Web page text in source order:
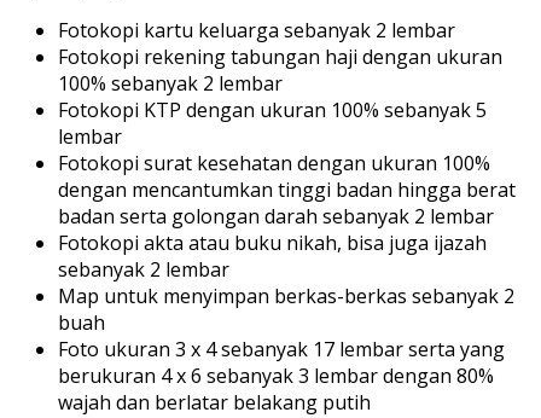
Fotokopi kartu keluarga sebanyak 2 lembar
Fotokopi rekening tabungan haji dengan ukuran
100% sebanyak 2 lembar
Fotokopi KTP dengan ukuran 100% sebanyak 5
lembar
Fotokopi surat kesehatan dengan ukuran 100%
dengan mencantumkan tinggi badan hingga berat
badan serta golongan darah sebanyak 2 lembar
Fotokopi akta atau buku nikah, bisa juga ijazah
sebanyak 2 lembar
Map untuk menyimpan berkas-berkas sebanyak 2
buah
Foto ukuran 3 x 4 sebanyak 17 lembar serta yang
berukuran 4 x 6 sebanyak 3 lembar dengan 80%
wajah dan berlatar belakang putih